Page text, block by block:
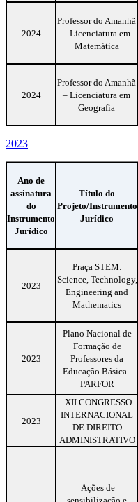
2024
Professor do Amanhã
– Licenciatura em
Matemática
2024
Professor do Amanhã
– Licenciatura em
Geografia
2023
Ano de
assinatura
do
Instrumento
Jurídico
Título do
Projeto/Instrumento
Jurídico
2023
Praça STEM:
Science, Technology,
Engineering and
Mathematics
2023
Plano Nacional de
Formação de
Professores da
Educação Básica -
PARFOR
2023
XII CONGRESSO
INTERNACIONAL
DE DIREITO
ADMINISTRATIVO
Ações de